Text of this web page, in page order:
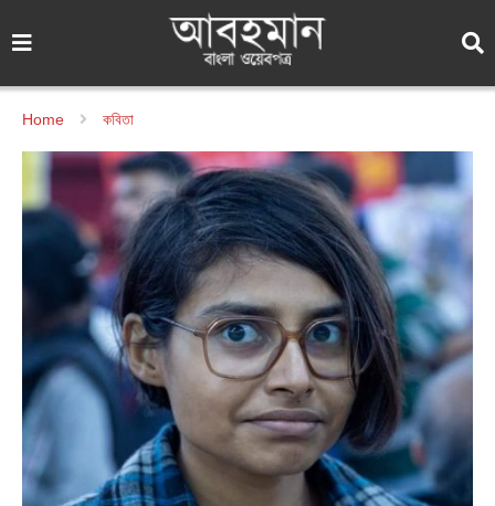
Home কবিতা